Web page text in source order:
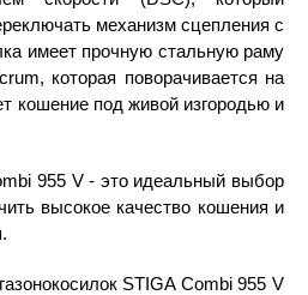
механизм сцепления с
имеет прочную стальную раму
которая поворачивается на
кошение под живой изгородью и
955 V - это идеальный выбор
высокое качество кошения и
STIGA Combi 955 V